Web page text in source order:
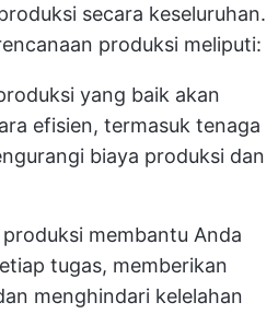
secara keseluruhan.
produksi meliputi:
yang baik akan
efisien, termasuk tenaga
biaya produksi dan
membantu Anda
tugas, memberikan
menghindari kelelahan